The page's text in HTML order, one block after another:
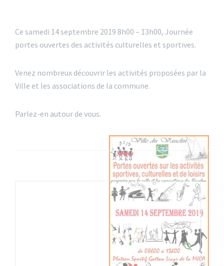
Ce samedi 14 septembre 2019 8h00 – 13h00, Journée
portes ouvertes des activités culturelles et sportives.
Venez nombreux découvrir les activités proposées par la
Ville et les associations de la commune.
Parlez-en autour de vous.